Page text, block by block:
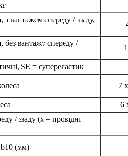
вантажем спереду / ззаду,
без вантажу спереду /
SE = супереластик
7
6
/ ззаду (x = провідні
b10 (мм)